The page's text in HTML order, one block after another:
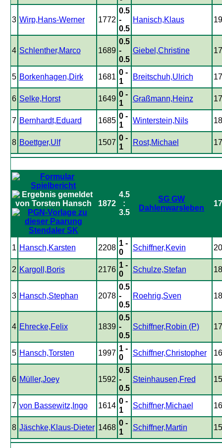
3 Wirp,Hans-Werner 1772
0.5
-
0.5
Hanisch,Klaus
4 Schlenther,Marco 1689
0.5
-
0.5
Giebel,Christine
5 Borkenhagen,Dirk 1681
0 -
1
Breitschuh,Ulrich
6 Selke,Horst 1649
0 -
1
Graßmann,Heinz
7 Bernhardt,Eduard 1685
0 -
1
Winterstein,Nils
8 Boettger,Ulf 1507
0 -
1
Rost,Michael
Stendaler SK
1872
4.5
:
3.5
SG GW
Dahlenwarsleben
1 Hansch,Karsten 2208
1 -
0
Schiffner,Kevin
2 Kargoll,Boris 2176
1 -
0
Schulze,Stefan
3 Hansch,Stephan 2078
0.5
-
0.5
Roehrig,Sven
4 Ehrecke,Felix 1839
0.5
-
0.5
Schiffner,Robin (P)
5 Hansch,Torsten 1997
1 -
0
Schiffner,Christopher
6 Müller,Joey 1592
0.5
-
0.5
Steinhausen,Fred
7 von Bassewitz,Ingo 1614
0 -
1
Schiffner,Michael
8 Jäschke,Klaus-Dieter 1468
0 -
1
Schiffner,Martin